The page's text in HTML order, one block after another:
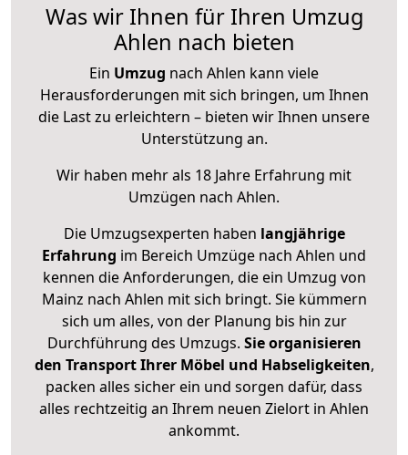
Was wir Ihnen für Ihren Umzug
Ahlen nach bieten
Ein Umzug nach Ahlen kann viele
Herausforderungen mit sich bringen, um Ihnen
die Last zu erleichtern – bieten wir Ihnen unsere
Unterstützung an.
Wir haben mehr als 18 Jahre Erfahrung mit
Umzügen nach Ahlen.
Die Umzugsexperten haben langjährige
Erfahrung im Bereich Umzüge nach Ahlen und
kennen die Anforderungen, die ein Umzug von
Mainz nach Ahlen mit sich bringt. Sie kümmern
sich um alles, von der Planung bis hin zur
Durchführung des Umzugs. Sie organisieren
den Transport Ihrer Möbel und Habseligkeiten,
packen alles sicher ein und sorgen dafür, dass
alles rechtzeitig an Ihrem neuen Zielort in Ahlen
ankommt.